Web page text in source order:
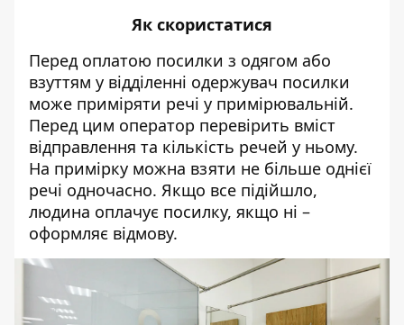
Як скористатися
Перед оплатою посилки з одягом або
взуттям у відділенні одержувач посилки
може приміряти речі у примірювальній.
Перед цим оператор перевірить вміст
відправлення та кількість речей у ньому.
На примірку можна взяти не більше однієї
речі одночасно. Якщо все підійшло,
людина оплачує посилку, якщо ні –
оформляє відмову.